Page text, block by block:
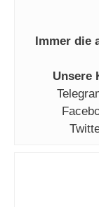
Immer die
Unsere